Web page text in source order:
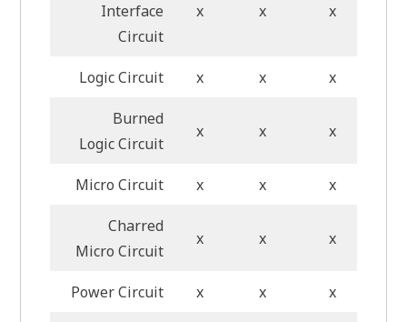
Interface
Circuit
x x x
Logic Circuit x x x
Burned
Logic Circuit
x x x
Micro Circuit x x x
Charred
Micro Circuit
x x x
Power Circuit x x x